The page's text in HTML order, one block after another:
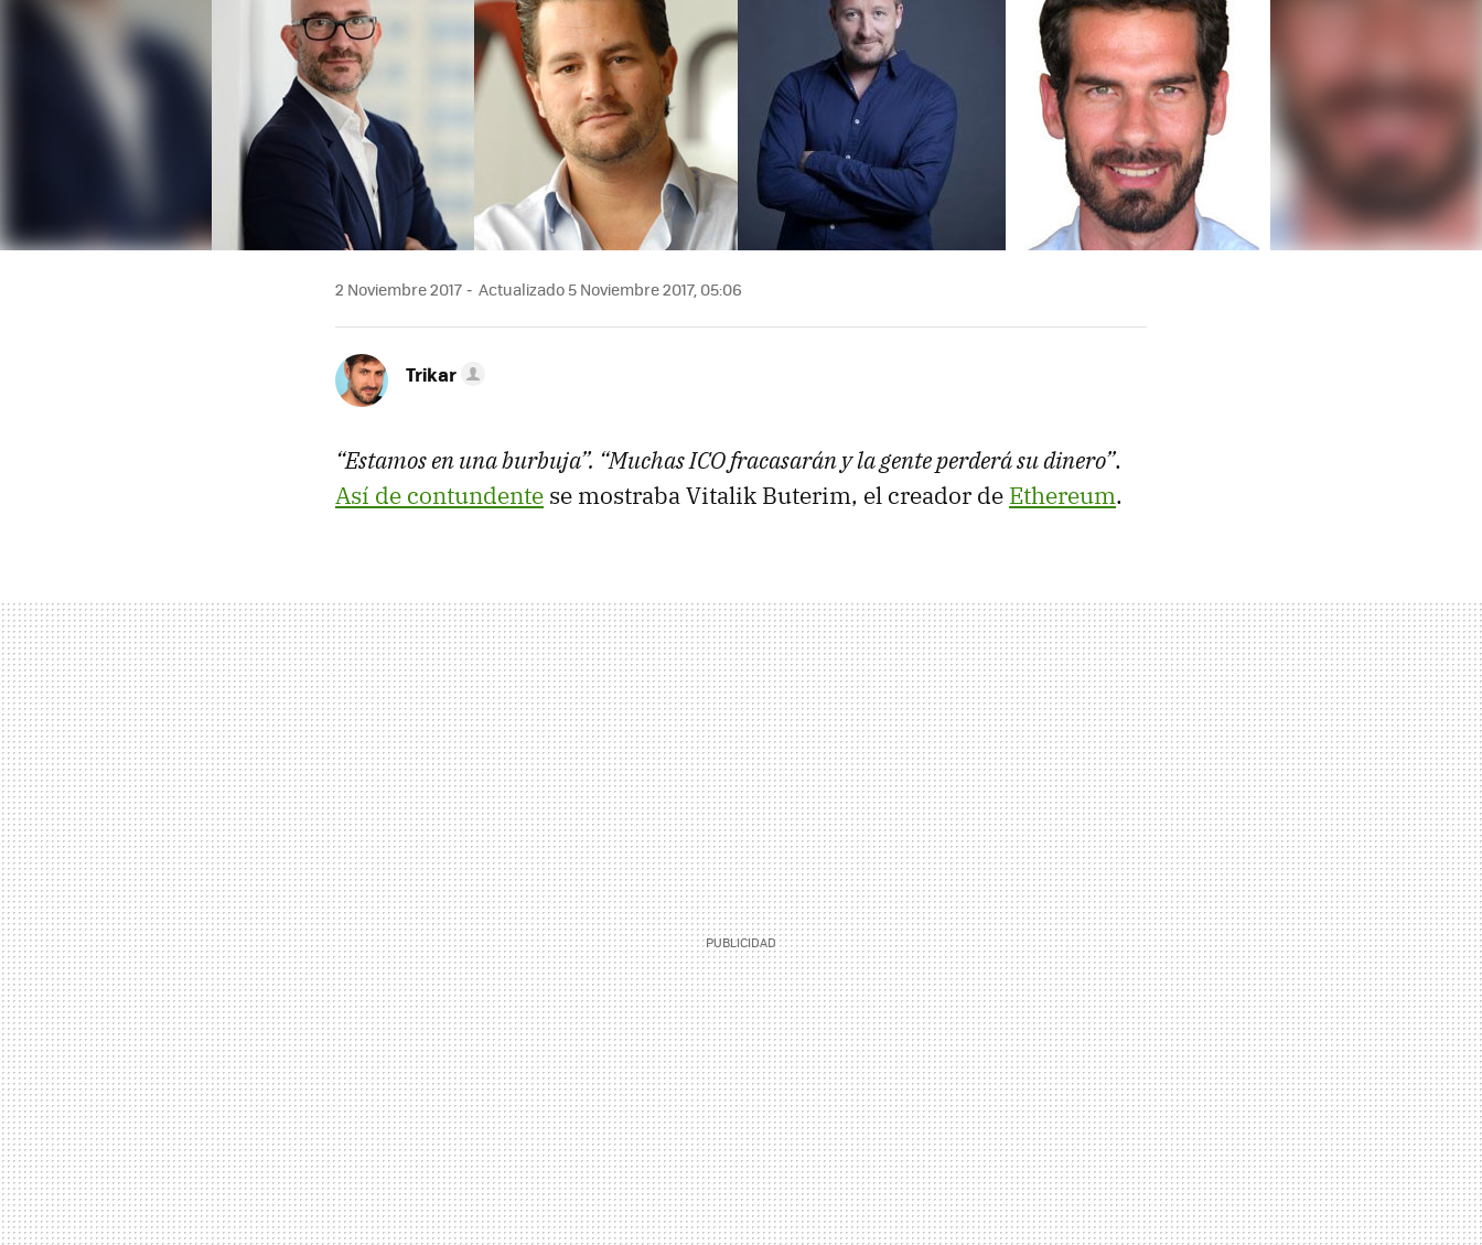
2 Noviembre 2017 Actualizado 5 Noviembre 2017, 05:06
Trikar
“Estamos en una burbuja”. “Muchas ICO fracasarán y la gente perderá su dinero”.
Así de contundente se mostraba Vitalik Buterim, el creador de Ethereum.